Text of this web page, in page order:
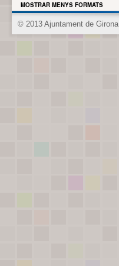
MOSTRAR MENYS FORMATS
© 2013 Ajuntament de Girona